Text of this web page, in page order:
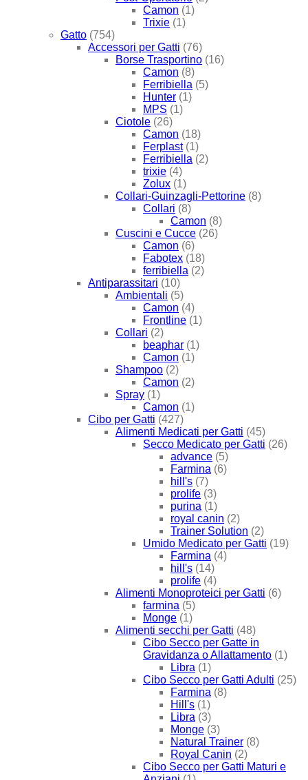
Camon (1)
Trixie (1)
Gatto (754)
Accessori per Gatti (76)
Borse Trasportino (16)
Camon (8)
Ferribiella (5)
Hunter (1)
MPS (1)
Ciotole (26)
Camon (18)
Ferplast (1)
Ferribiella (2)
trixie (4)
Zolux (1)
Collari-Guinzagli-Pettorine (8)
Collari (8)
Camon (8)
Cuscini e Cucce (26)
Camon (6)
Fabotex (18)
ferribiella (2)
Antiparassitari (10)
Ambientali (5)
Camon (4)
Frontline (1)
Collari (2)
beaphar (1)
Camon (1)
Shampoo (2)
Camon (2)
Spray (1)
Camon (1)
Cibo per Gatti (427)
Alimenti Medicati per Gatti (45)
Secco Medicato per Gatti (26)
advance (5)
Farmina (6)
hill's (7)
prolife (3)
purina (1)
royal canin (2)
Trainer Solution (2)
Umido Medicato per Gatti (19)
Farmina (4)
hill's (14)
prolife (4)
Alimenti Monoproteici per Gatti (6)
farmina (5)
Monge (1)
Alimenti secchi per Gatti (48)
Cibo Secco per Gatte in
Gravidanza o Allattamento (1)
Libra (1)
Cibo Secco per Gatti Adulti (25)
Farmina (8)
Hill's (1)
Libra (3)
Monge (3)
Natural Trainer (8)
Royal Canin (2)
Cibo Secco per Gatti Maturi e